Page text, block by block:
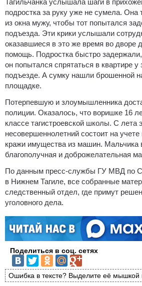
подростка за руку уже не сумела. Она
из окна мужу, чтобы тот попытался
подъезда. Эти крики услышали
оказавшиеся в это же время во дворе
помощь. Подростка быстро
он попытался спрятаться в квартире
подъезде. А сумку нашли брошенной
площадке.
Потерпевшую и злоумышленника
полиции. Оказалось, что воришке 16
классе тагистроевской школы. С лета
несовершеннолетний состоит на
кражи имущества из машин. Мальчика
благополучная и доброжелательная
По данным пресс-службы ГУ МВД по
в Нижнем Тагиле, все собранные
следственный отдел, где примут
уголовного дела.
Поделиться в соц. сетях
Ошибка в тексте? Выделите её мышкой